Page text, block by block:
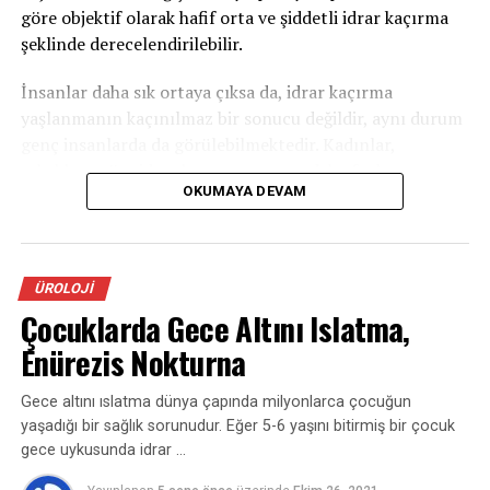
unutulmamalıdır. Ameliyathane şartlarında
sterilizasyon koşullarının sağlandığı uygun
göre objektif olarak hafif orta ve şiddetli idrar kaçırma
şeklinde derecelendirilebilir.
İnsanlar daha sık ortaya çıksa da, idrar kaçırma
yaşlanmanın kaçınılmaz bir sonucu değildir, aynı durum
erkeklere göre idrar kaçırma sorunu daha fazla
görülmektedir (Kadınlarda: %6-40, Erkeklerde ise: %17-
İdrar Kaçırma Tipleri
1-Stres inkontinans(idrar kaçırma):Stres tipi idrar
kaçırma; öksürme, hapşırma, gülme, egzersiz yapma
veya ağır bişey kaldırma gibi stres ve efor durumların
oluşan idrar kaçırmayı ifade eder. Bu zorlamalar
sırasında mesane içindeki basınç artar, idrar tutmayı
sağlayan kaslar ve mekanizmalar bu basınca karşı
koyamaz ve idrar kaçırma oluşur.
OKUMAYA DEVAM
ÜROLOJI
Çocuklarda Gece Altını Islatma,
Enürezis Nokturna
Gece altını ıslatma dünya çapında milyonlarca çocuğun
yaşadığı bir sağlık sorunudur. Eğer 5-6 yaşını bitirmiş bir çocuk
gece uykusunda idrar …